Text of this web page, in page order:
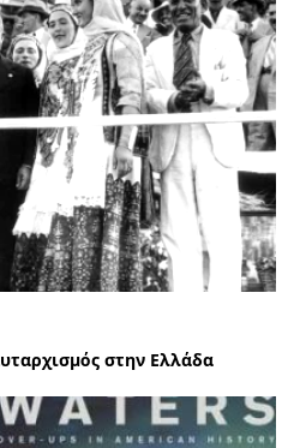
στην Ελλάδα